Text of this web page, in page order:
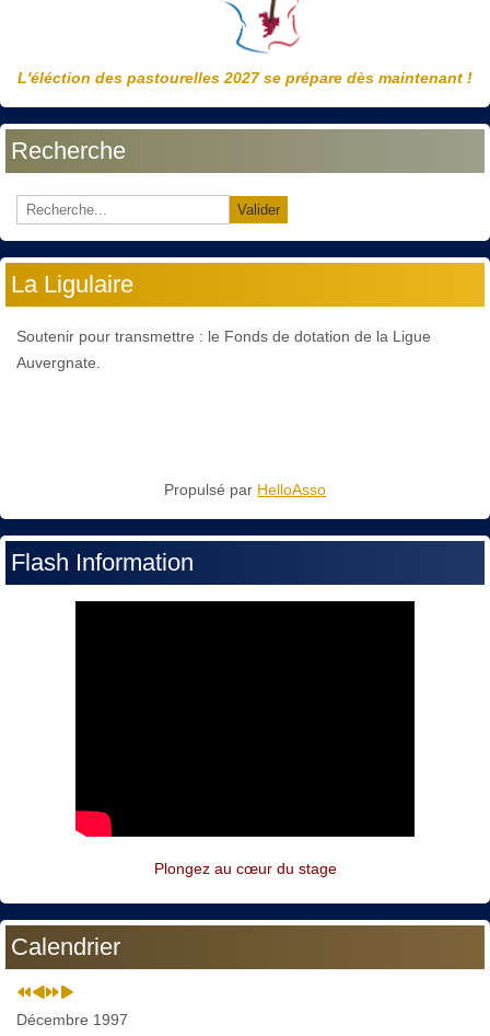
L'éléction des pastourelles 2027 se prépare dès maintenant !
Recherche
Valider
La Ligulaire
Soutenir pour transmettre : le Fonds de dotation de la Ligue
Auvergnate.
Propulsé par HelloAsso
Flash Information
Plongez au cœur du stage
Calendrier
Décembre 1997